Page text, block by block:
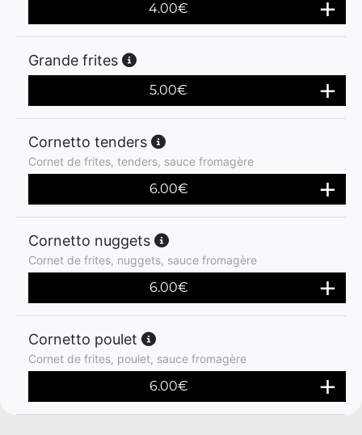
4.00€
Grande frites
5.00€
Cornetto tenders
Cornet de frites, tenders, sauce fromagère
6.00€
Cornetto nuggets
Cornet de frites, nuggets, sauce fromagère
6.00€
Cornetto poulet
Cornet de frites, poulet, sauce fromagère
6.00€